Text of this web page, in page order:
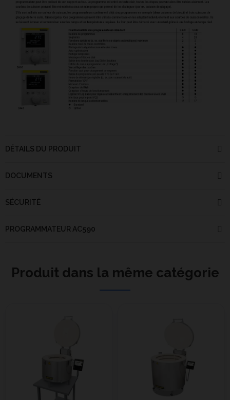
DÉTAILS DU PRODUIT
DOCUMENTS
SÉCURITÉ
PROGRAMMATEUR AC590
Produit dans la même catégorie